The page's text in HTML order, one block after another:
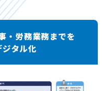
・労務業務までを
タル化